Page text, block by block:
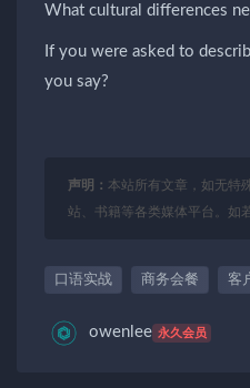
What cultural differences
If you were asked to
you say?
声明： 本站所有文章，如无特
站、书籍等各类媒体平台。如
口语实战 商务会餐 客
owenlee 永久会员